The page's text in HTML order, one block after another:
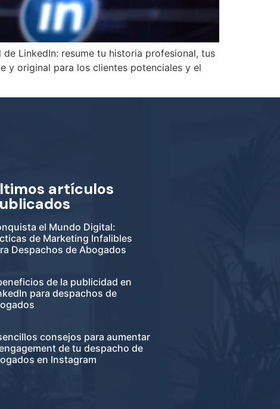
LinkedIn: resume tu historia profesional, tus
y original para los clientes potenciales y el
artículos
el Mundo Digital:
de Marketing Infalibles
Despachos de Abogados
de la publicidad en
para despachos de
consejos para aumentar
de tu despacho de
en Instagram